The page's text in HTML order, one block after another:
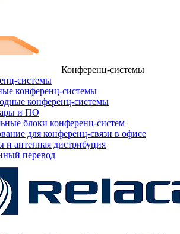
Конференц-системы
системы
конференц-системы
конференц-системы
и ПО
блоки конференц-систем
для конференц-связи в офисе
и антенная дистрибуция
перевод